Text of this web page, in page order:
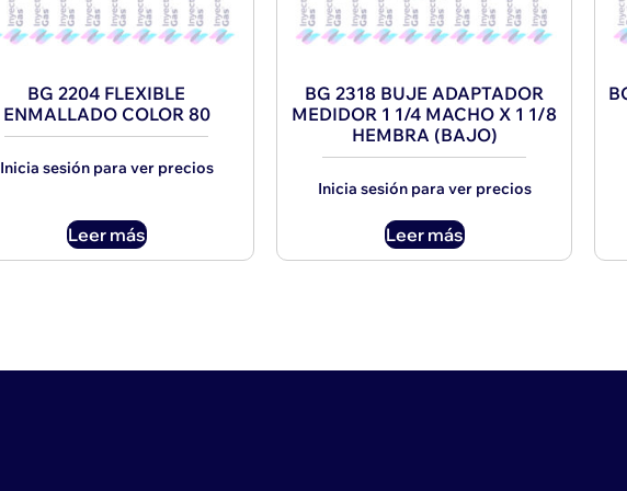
BG 2204 FLEXIBLE
ENMALLADO COLOR 80
Inicia sesión para ver precios
Leer más
BG 2318 BUJE ADAPTADOR
MEDIDOR 1 1/4 MACHO X 1 1/8
HEMBRA (BAJO)
Inicia sesión para ver precios
Leer más